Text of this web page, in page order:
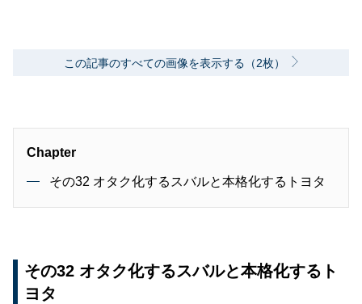
この記事のすべての画像を表示する（2枚）
Chapter
その32 オタク化するスバルと本格化するトヨタ
その32 オタク化するスバルと本格化するト
ヨタ